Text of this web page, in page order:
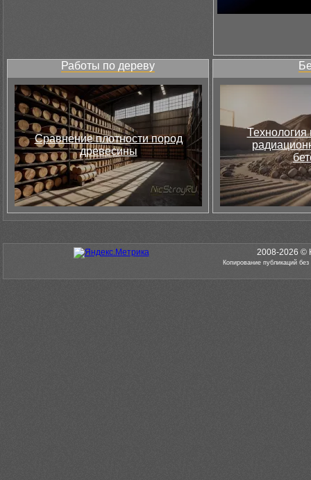
Работы по дереву
Сравнение плотности пород
древесины
Технология
2008-2026 ©
Копирование публикаций